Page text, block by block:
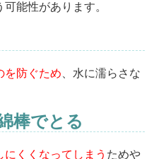
能性があります。
を防ぐため 、水に濡らさな
棒でとる
くくなってしまう ためや